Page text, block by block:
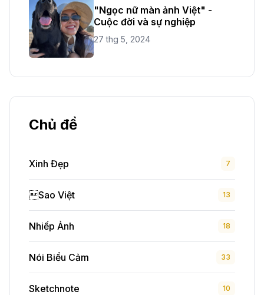
"Ngọc nữ màn ảnh Việt" -
Cuộc đời và sự nghiệp
27 thg 5, 2024
Chủ đề
Xinh Đẹp 7
Sao Việt 13
Nhiếp Ảnh 18
Nói Biểu Cảm 33
Sketchnote 10